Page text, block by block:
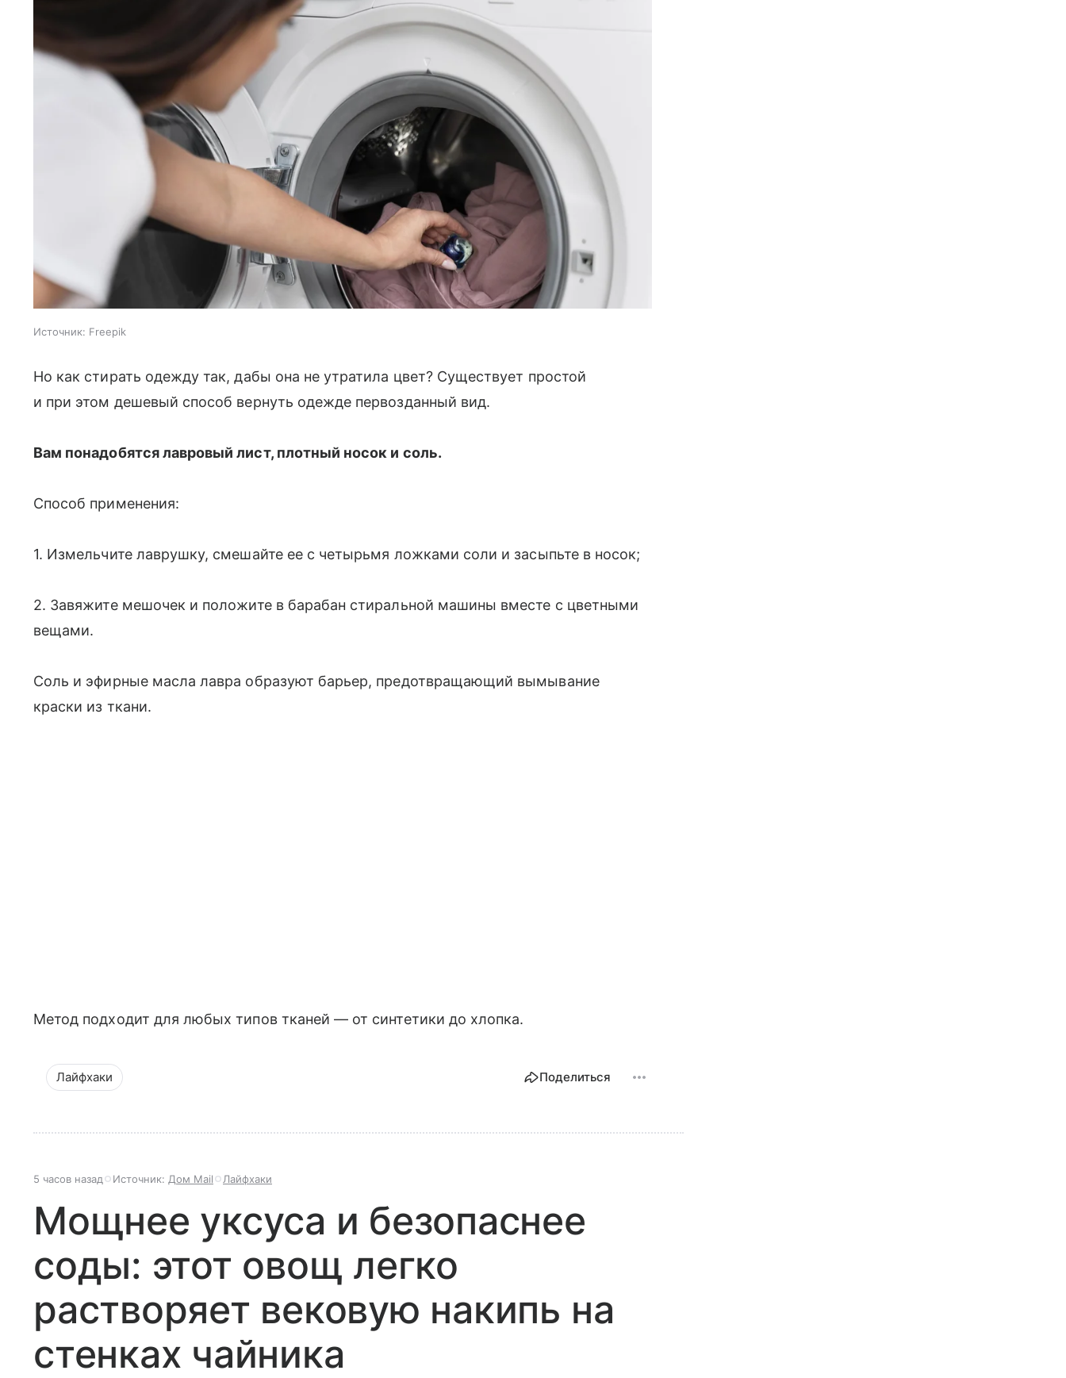
Источник: Freepik
Но как стирать одежду так, дабы она не утратила цвет? Существует простой
и при этом дешевый способ вернуть одежде первозданный вид.
Вам понадобятся лавровый лист, плотный носок и соль.
Способ применения:
1. Измельчите лаврушку, смешайте ее с четырьмя ложками соли и засыпьте в носок;
2. Завяжите мешочек и положите в барабан стиральной машины вместе с цветными
вещами.
Соль и эфирные масла лавра образуют барьер, предотвращающий вымывание
краски из ткани.
Метод подходит для любых типов тканей — от синтетики до хлопка.
Лайфхаки Поделиться
5 часов назад Источник: Дом Mail Лайфхаки
Мощнее уксуса и безопаснее
соды: этот овощ легко
растворяет вековую накипь на
стенках чайника